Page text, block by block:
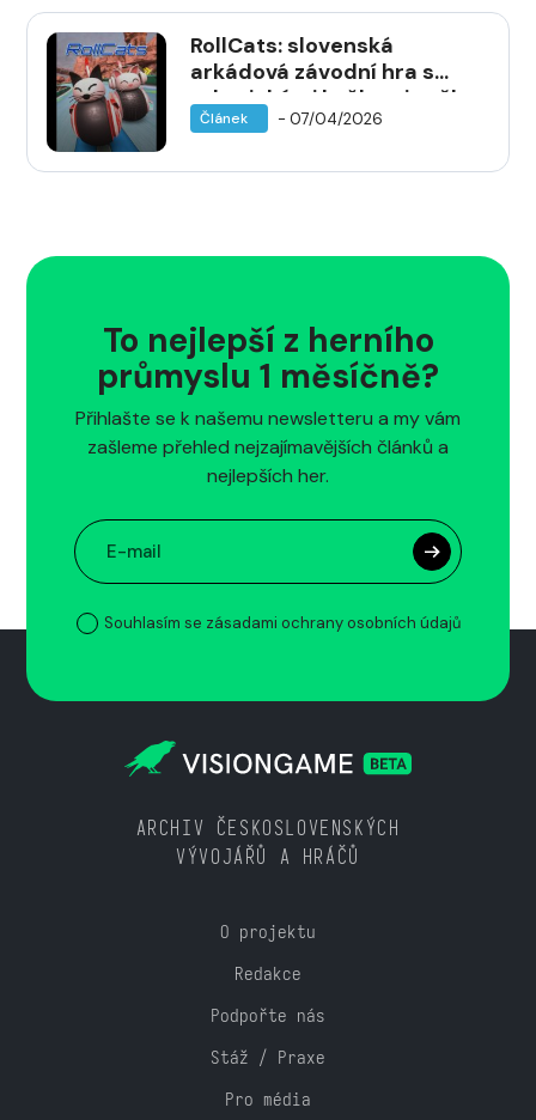
RollCats: slovenská
arkádová závodní hra s
robotickými kočkami vyšla
na Steamu
Článek - 07/04/2026
To nejlepší z herního
průmyslu 1 měsíčně?
Přihlašte se k našemu newsletteru a my vám
zašleme přehled nejzajímavějších článků a
nejlepších her.
Souhlasím se zásadami ochrany osobních údajů
ARCHIV ČESKOSLOVENSKÝCH
VÝVOJÁŘŮ A HRÁČŮ
O projektu
Redakce
Podpořte nás
Stáž / Praxe
Pro média